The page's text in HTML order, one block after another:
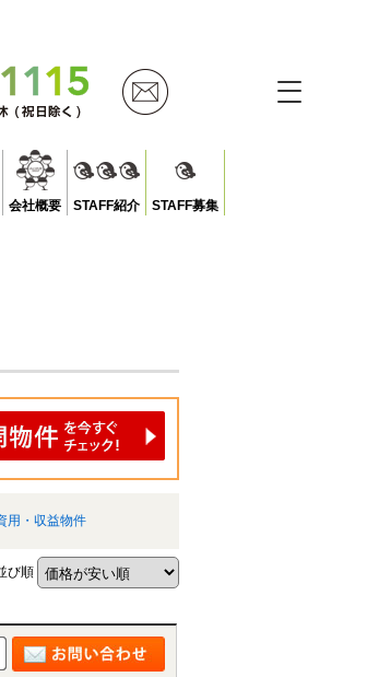
会社概要 STAFF紹介 STAFF募集
用・収益物件
び順